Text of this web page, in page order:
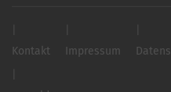
Kontakt Impressum